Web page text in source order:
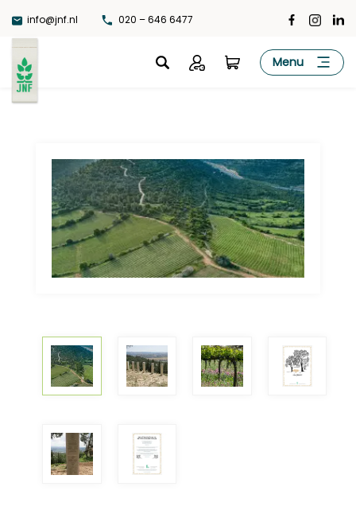
naar
de
inhoud
info@jnf.nl 020 – 646 6477
JNF Menu